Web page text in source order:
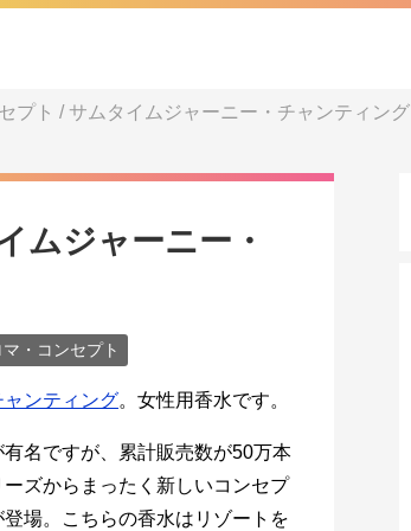
プト / サムタイムジャーニー・チャンティング
ムジャーニー・
マ・コンセプト
ンティング。女性用香水です。
名ですが、累計販売数が50万本
ズからまったく新しいコンセプ
場。こちらの香水はリゾートを